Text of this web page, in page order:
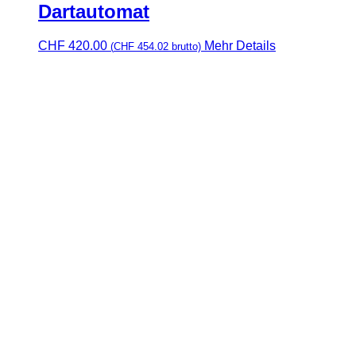
Dartautomat
CHF 420.00 (CHF 454.02 brutto) Mehr Details